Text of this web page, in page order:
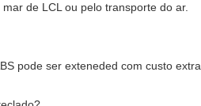
de LCL ou pelo transporte do ar.
pode ser exteneded com custo extra.